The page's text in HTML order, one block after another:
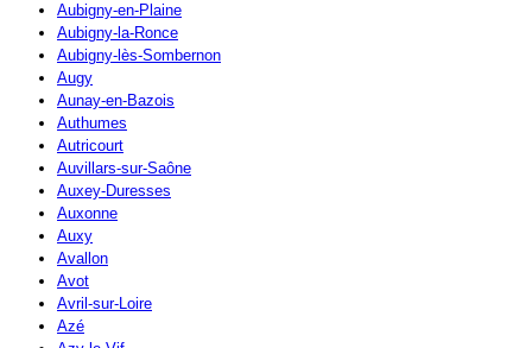
Aubigny-en-Plaine
Aubigny-la-Ronce
Aubigny-lès-Sombernon
Augy
Aunay-en-Bazois
Authumes
Autricourt
Auvillars-sur-Saône
Auxey-Duresses
Auxonne
Auxy
Avallon
Avot
Avril-sur-Loire
Azé